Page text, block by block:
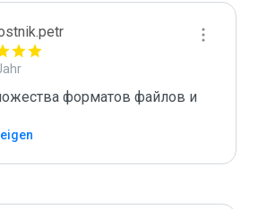
форматов файлов и